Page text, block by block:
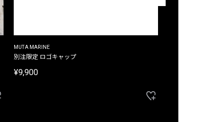
MUTA MARINE
別注限定 ロゴキャップ
¥9,900